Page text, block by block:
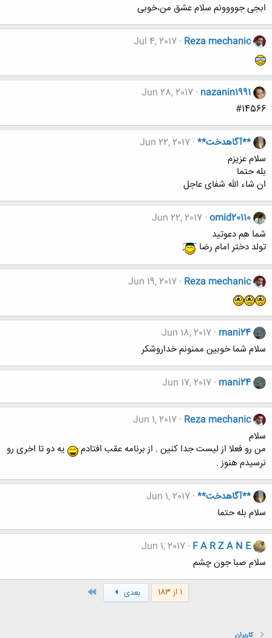
ابجی جوووونم سلام عشق من،خوبی
Reza mechanic
Jul 4, 2017
nazanin1991
Jun 28, 2017
#14566
**آگاهدخت** Jun 22, 2017
سلام عزیزم
بله حتما
ان شاء الله شفای عاجل
omid20110
Jun 22, 2017
شما هم دعوتید
تولد دختر امام رضا
Reza mechanic
Jun 19, 2017
mani24
Jun 18, 2017
سلام شما خوبین ممنونم خداروشکر
mani24
Jun 17, 2017
Reza mechanic
Jun 1, 2017
سلام
من رو فعلا از لیست جدا کنین . از برنامه عقب افتادم
یه دو تا اخری رو
نرسیدم هنوز .
**آگاهدخت** Jun 1, 2017
سلام بله حتما
F A R Z A N E
Jun 1, 2017
سلام صبا جون چشم
1 از 183 بعدی
کاربران